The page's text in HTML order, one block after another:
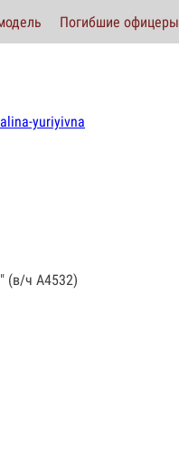
Погибшие офицеры
yuriyivna
(в/ч А4532)